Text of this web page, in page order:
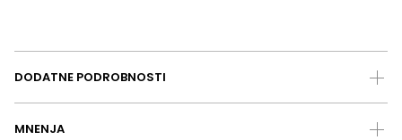
DODATNE PODROBNOSTI
MNENJA